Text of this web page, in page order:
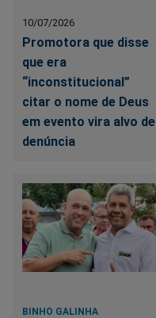
10/07/2026
Promotora que disse
que era
“inconstitucional”
citar o nome de Deus
em evento vira alvo de
denúncia
BINHO GALINHA